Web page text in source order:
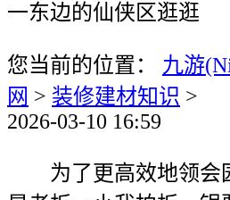
一东边的仙侠区逛逛
您当前的位置： 九游
网 > 装修建材知识 >
2026-03-10 16:59
为了更高效地领会